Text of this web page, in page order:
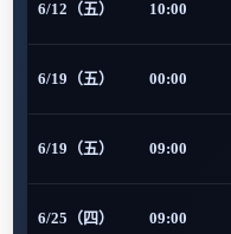
6/12（五） 10:00
6/19（五） 00:00
6/19（五） 09:00
6/25（四） 09:00